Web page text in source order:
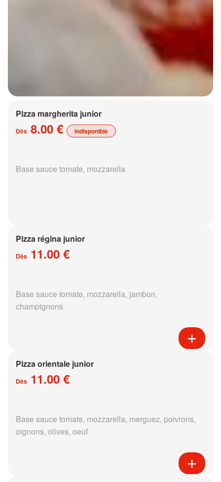
Pizza margherita junior
Dès 8.00 € indisponible
Base sauce tomate, mozzarella
Pizza régina junior
Dès 11.00 €
Base sauce tomate, mozzarella, jambon,
champignons
Pizza orientale junior
Dès 11.00 €
Base sauce tomate, mozzarella, merguez, poivrons,
oignons, olives, oeuf